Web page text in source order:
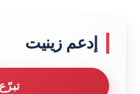
إدعم زينيت
تبرّع